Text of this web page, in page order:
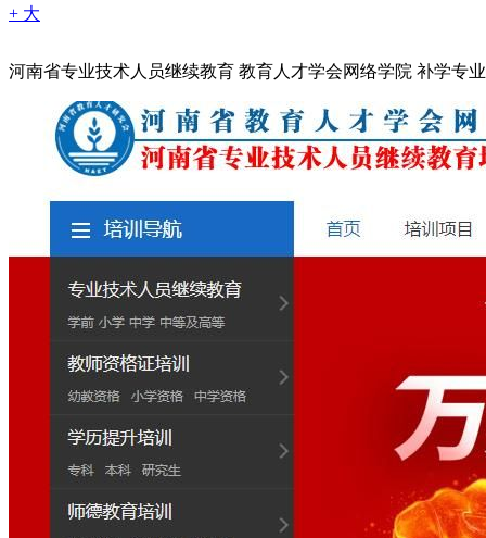
+ 大
河南省专业技术人员继续教育 教育人才学会网络学院 补学专